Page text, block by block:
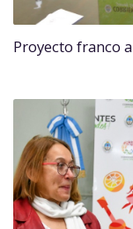
Proyecto franco